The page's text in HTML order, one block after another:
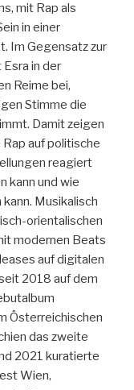
mit Rap als
in einer
Im Gegensatz zur
in der
Reime bei,
Stimme die
Damit zeigen
Rap auf politische
reagiert
kann und wie
Musikalisch
orientalischen
modernen Beats
auf digitalen
2018 auf dem
Österreichischen
das zweite
2021 kuratierte
Wien,